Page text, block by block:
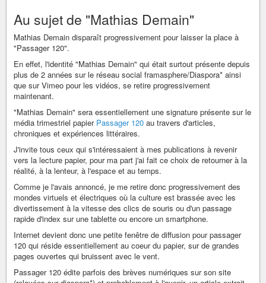
Au sujet de "Mathias Demain"
Mathias Demain disparaît progressivement pour laisser la place à
"Passager 120".
En effet, l'identité "Mathias Demain" qui était surtout présente depuis
plus de 2 années sur le réseau social framasphere/Diaspora* ainsi
que sur Vimeo pour les vidéos, se retire progressivement
maintenant.
"Mathias Demain" sera essentiellement une signature présente sur le
média trimestriel papier Passager 120 au travers d'articles,
chroniques et expériences littéraires.
J'invite tous ceux qui s'intéressaient à mes publications à revenir
vers la lecture papier, pour ma part j'ai fait ce choix de retourner à la
réalité, à la lenteur, à l'espace et au temps.
Comme je l'avais annoncé, je me retire donc progressivement des
mondes virtuels et électriques où la culture est brassée avec les
divertissement à la vitesse des clics de souris ou d'un passage
rapide d'index sur une tablette ou encore un smartphone.
Internet devient donc une petite fenêtre de diffusion pour passager
120 qui réside essentiellement au coeur du papier, sur de grandes
pages ouvertes qui bruissent avec le vent.
Passager 120 édite parfois des brèves numériques sur son site